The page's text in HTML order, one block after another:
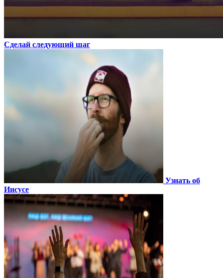
Сделай следующий шаг
Узнать об
Иисусе